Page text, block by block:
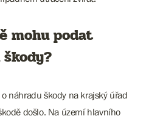
mohu podat
náhradu škody na krajský úřad
došlo. Na území hlavního